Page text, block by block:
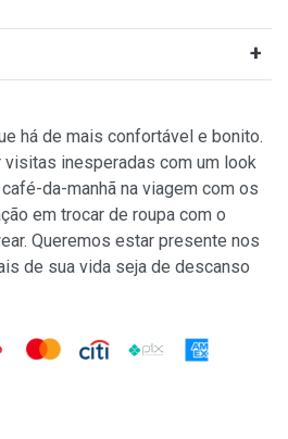
há de mais confortável e bonito.
inesperadas com um look
da-manhã na viagem com os
em trocar de roupa com o
Queremos estar presente nos
de sua vida seja de descanso